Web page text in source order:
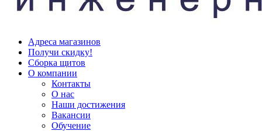
Адреса магазинов
Получи скидку!
Сборка щитов
О компании
Контакты
О нас
Наши достижения
Вакансии
Обучение